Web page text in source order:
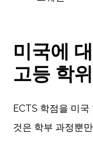
미국에
고등 학위
ECTS 학점을 미
것은 학부 과정뿐